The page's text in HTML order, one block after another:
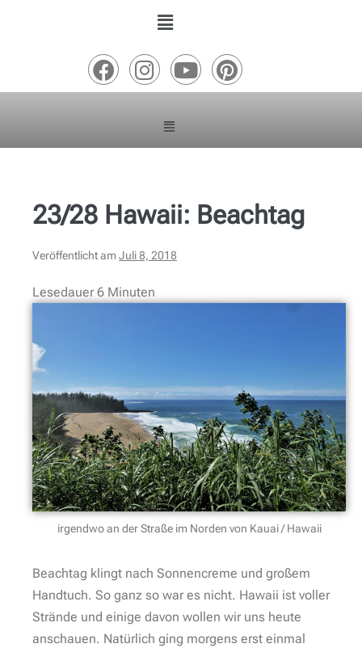
23/28 Hawaii: Beachtag
Veröffentlicht am Juli 8, 2018
Lesedauer 6 Minuten
irgendwo an der Straße im Norden von Kauai / Hawaii
Beachtag klingt nach Sonnencreme und großem
Handtuch. So ganz so war es nicht. Hawaii ist voller
Strände und einige davon wollen wir uns heute
anschauen. Natürlich ging morgens erst einmal